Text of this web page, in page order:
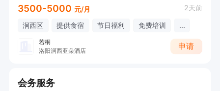
3500-5000 元/月 2天前
涧西区 提供食宿 节日福利 免费培训 ...
若桐
洛阳涧西亚朵酒店
申请
会务服务